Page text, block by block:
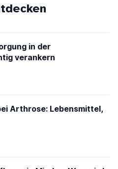
in der
verankern
Arthrose: Lebensmittel,